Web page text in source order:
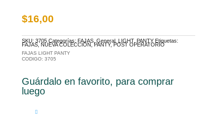
$16,00
SKU: 3705 Categorías: FAJAS, General, LIGHT, PANTY Etiquetas:
FAJAS, NUEVA COLECCIÓN,PANTY,POST OPERATORIO
FAJAS LIGHT PANTY
CODIGO: 3705
Guárdalo en favorito, para comprar
luego